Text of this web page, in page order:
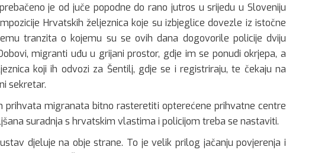
je od juče popodne do rano jutros u srijedu u Sloveniju
Hrvatskih željeznica koje su izbjeglice dovezle iz istočne
tranzita o kojemu su se ovih dana dogovorile policije dviju
migranti uđu u grijani prostor, gdje im se ponudi okrjepa, a
koji ih odvozi za Šentilj, gdje se i registriraju, te čekaju na
sekretar.
prihvata migranata bitno rasteretiti opterećene prihvatne centre
suradnja s hrvatskim vlastima i policijom treba se nastaviti.
djeluje na obje strane. To je velik prilog jačanju povjerenja i